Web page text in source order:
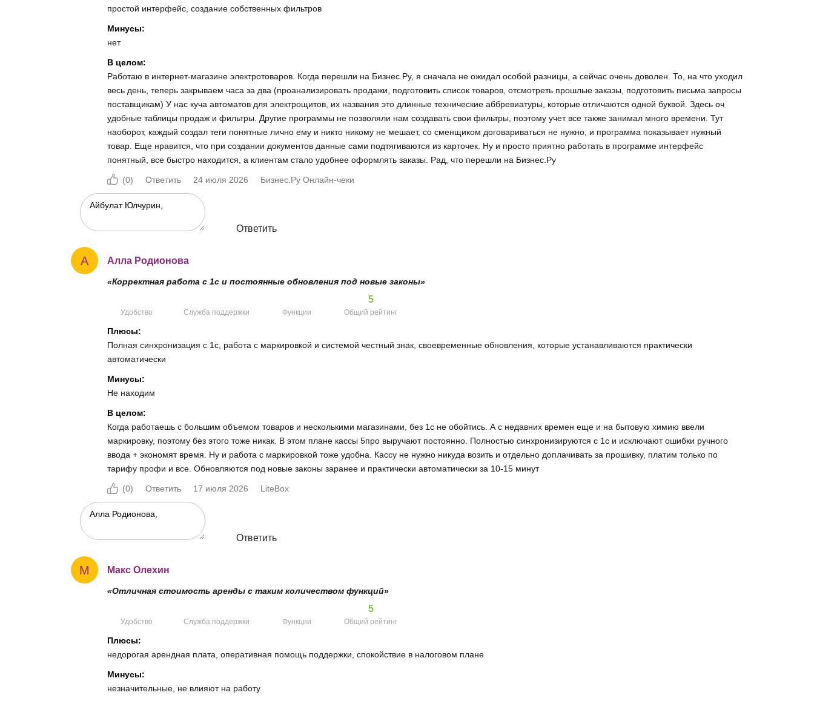
простой интерфейс, создание собственных фильтров
Минусы:
нет
В целом:
Работаю в интернет-магазине электротоваров. Когда перешли на Бизнес.Ру, я сначала не ожидал особой разницы, а сейчас очень доволен. То, на что уходил
весь день, теперь закрываем часа за два (проанализировать продажи, подготовить список товаров, отсмотреть прошлые заказы, подготовить письма запросы
поставщикам) У нас куча автоматов для электрощитов, их названия это длинные технические аббревиатуры, которые отличаются одной буквой. Здесь оч
удобные таблицы продаж и фильтры. Другие программы не позволяли нам создавать свои фильтры, поэтому учет все также занимал много времени. Тут
наоборот, каждый создал теги понятные лично ему и никто никому не мешает, со сменщиком договариваться не нужно, и программа показывает нужный
товар. Еще нравится, что при создании документов данные сами подтягиваются из карточек. Ну и просто приятно работать в программе интерфейс
понятный, все быстро находится, а клиентам стало удобнее оформлять заказы. Рад, что перешли на Бизнес.Ру
(0) Ответить 24 июля 2026 Бизнес.Ру Онлайн-чеки
Ответить
А Алла Родионова
«Корректная работа с 1с и постоянные обновления под новые законы»
Удобство Служба поддержки Функции
5
Общий рейтинг
Плюсы:
Полная синхронизация с 1с, работа с маркировкой и системой честный знак, своевременные обновления, которые устанавливаются практически
автоматически
Минусы:
Не находим
В целом:
Когда работаешь с большим объемом товаров и несколькими магазинами, без 1с не обойтись. А с недавних времен еще и на бытовую химию ввели
маркировку, поэтому без этого тоже никак. В этом плане кассы 5про выручают постоянно. Полностью синхронизируются с 1с и исключают ошибки ручного
ввода + экономят время. Ну и работа с маркировкой тоже удобна. Кассу не нужно никуда возить и отдельно доплачивать за прошивку, платим только по
тарифу профи и все. Обновляются под новые законы заранее и практически автоматически за 10-15 минут
(0) Ответить 17 июля 2026 LiteBox
Ответить
М Макс Олехин
«Отличная стоимость аренды с таким количеством функций»
Удобство Служба поддержки Функции
5
Общий рейтинг
Плюсы:
недорогая арендная плата, оперативная помощь поддержки, спокойствие в налоговом плане
Минусы:
незначительные, не влияют на работу